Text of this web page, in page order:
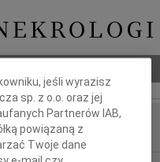
jeśli wyrazisz
sp. z o.o. oraz jej
Partnerów IAB,
powiązaną z
Twoje dane